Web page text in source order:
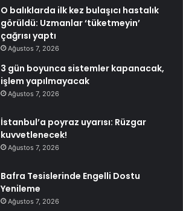
O balıklarda ilk kez bulaşıcı hastalık
görüldü: Uzmanlar ‘tüketmeyin’
çağrısı yaptı
Ağustos 7, 2026
3 gün boyunca sistemler kapanacak,
işlem yapılmayacak
Ağustos 7, 2026
İstanbul’a poyraz uyarısı: Rüzgar
kuvvetlenecek!
Ağustos 7, 2026
Bafra Tesislerinde Engelli Dostu
Yenileme
Ağustos 7, 2026